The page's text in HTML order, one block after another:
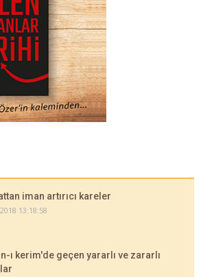
iman artırıcı kareler
13:18:58
ı kerim'de geçen yararlı ve zararlı